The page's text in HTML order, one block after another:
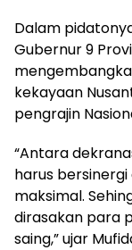
Dalam
Gubernur 9
kekayaan
pengrajin
“Antara
harus
maksimal.
dirasakan para
saing,” ujar